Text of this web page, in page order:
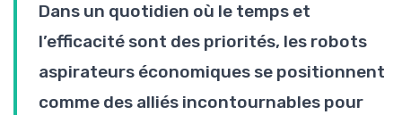
Dans un quotidien où le temps et
l’efficacité sont des priorités, les robots
aspirateurs économiques se positionnent
comme des alliés incontournables pour